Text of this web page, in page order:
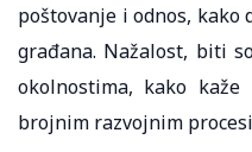
poštovanje i odnos,
građana. Nažalost, biti
okolnostima, kako
brojnim razvojnim